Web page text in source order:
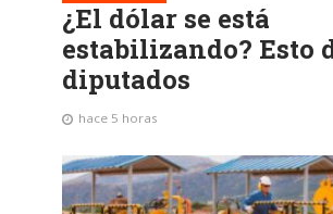
¿El dólar se está
estabilizando? Esto
diputados
hace 5 horas